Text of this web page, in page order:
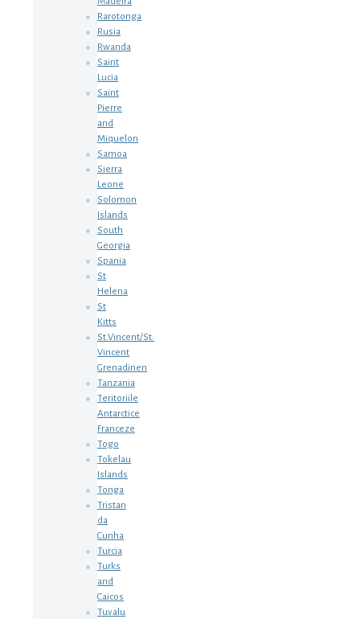
Rarotonga
Rusia
Rwanda
Saint
Lucia
Saint
Pierre
and
Miquelon
Samoa
Sierra
Leone
Solomon
Islands
South
Georgia
Spania
St
Helena
St
Kitts
St.Vincent/St.
Vincent
Grenadinen
Tanzania
Teritoriile
Antarctice
Franceze
Togo
Tokelau
Islands
Tonga
Tristan
da
Cunha
Turcia
Turks
and
Caicos
Tuvalu